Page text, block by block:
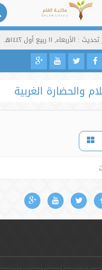
: الأربعاء, ١١ ربيع أول ١٤٤٢هـ
والحضارة الغربية